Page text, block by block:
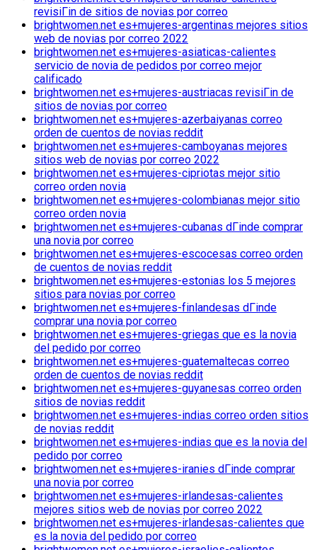
revisiГіn de sitios de novias por correo
brightwomen.net es+mujeres-argentinas mejores sitios
web de novias por correo 2022
brightwomen.net es+mujeres-asiaticas-calientes
servicio de novia de pedidos por correo mejor
calificado
brightwomen.net es+mujeres-austriacas revisiГіn de
sitios de novias por correo
brightwomen.net es+mujeres-azerbaiyanas correo
orden de cuentos de novias reddit
brightwomen.net es+mujeres-camboyanas mejores
sitios web de novias por correo 2022
brightwomen.net es+mujeres-cipriotas mejor sitio
correo orden novia
brightwomen.net es+mujeres-colombianas mejor sitio
correo orden novia
brightwomen.net es+mujeres-cubanas dГіnde comprar
una novia por correo
brightwomen.net es+mujeres-escocesas correo orden
de cuentos de novias reddit
brightwomen.net es+mujeres-estonias los 5 mejores
sitios para novias por correo
brightwomen.net es+mujeres-finlandesas dГіnde
comprar una novia por correo
brightwomen.net es+mujeres-griegas que es la novia
del pedido por correo
brightwomen.net es+mujeres-guatemaltecas correo
orden de cuentos de novias reddit
brightwomen.net es+mujeres-guyanesas correo orden
sitios de novias reddit
brightwomen.net es+mujeres-indias correo orden sitios
de novias reddit
brightwomen.net es+mujeres-indias que es la novia del
pedido por correo
brightwomen.net es+mujeres-iranies dГіnde comprar
una novia por correo
brightwomen.net es+mujeres-irlandesas-calientes
mejores sitios web de novias por correo 2022
brightwomen.net es+mujeres-irlandesas-calientes que
es la novia del pedido por correo